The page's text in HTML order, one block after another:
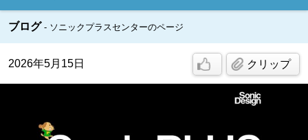
ブログ ソニックプラスセンターのページ
2026年5月15日 クリップ